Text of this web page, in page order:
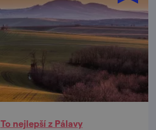
To nejlepší z Pálavy